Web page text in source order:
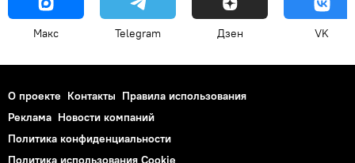
Макс Telegram Дзен VK
О проекте Контакты Правила использования
Реклама Новости компаний
Политика конфиденциальности
Политика использования Cookie